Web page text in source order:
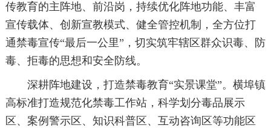
传教育的主阵地、前沿岗，持续优化阵地功能、丰富
宣传载体、创新宣教模式、健全管控机制，全方位打
通禁毒宣传“最后一公里”，切实筑牢辖区群众识毒、防
毒、拒毒的思想和安全防线。
深耕阵地建设，打造禁毒教育“实景课堂”。横埠镇
高标准打造规范化禁毒工作站，科学划分毒品展示
区、案例警示区、知识科普区、互动咨询区等功能区